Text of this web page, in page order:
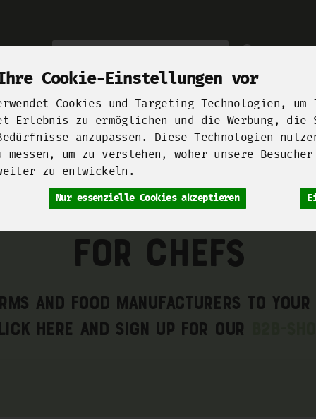
Ihre Cookie-Einstellungen vor
Cookies und Targeting Technologien, um
Erlebnis zu ermöglichen und die Werbung, die
anzupassen. Diese Technologien
messen, um zu verstehen, woher unsere Besucher
zu entwickeln.
Nur essenzielle Cookies akzeptieren
Produkt
Unsere Höfe Berliner Manufakturen
Mimi Ferments
Startups for
For Chefs
and food manufacturers to your
here and sign up for our